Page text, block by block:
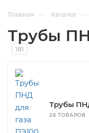
Главная — Каталог —
Трубы
181
Трубы
26 ТОВАРОВ